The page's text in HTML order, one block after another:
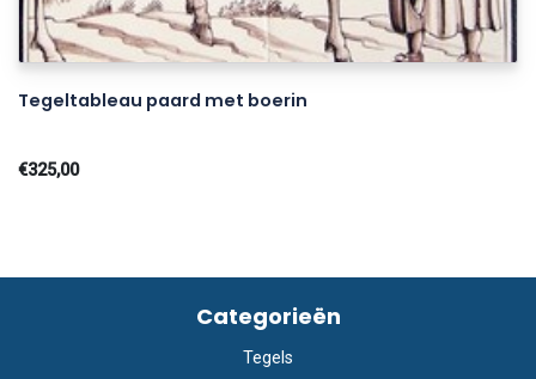
Tegeltableau paard met boerin
€325,00
Categorieën
Tegels